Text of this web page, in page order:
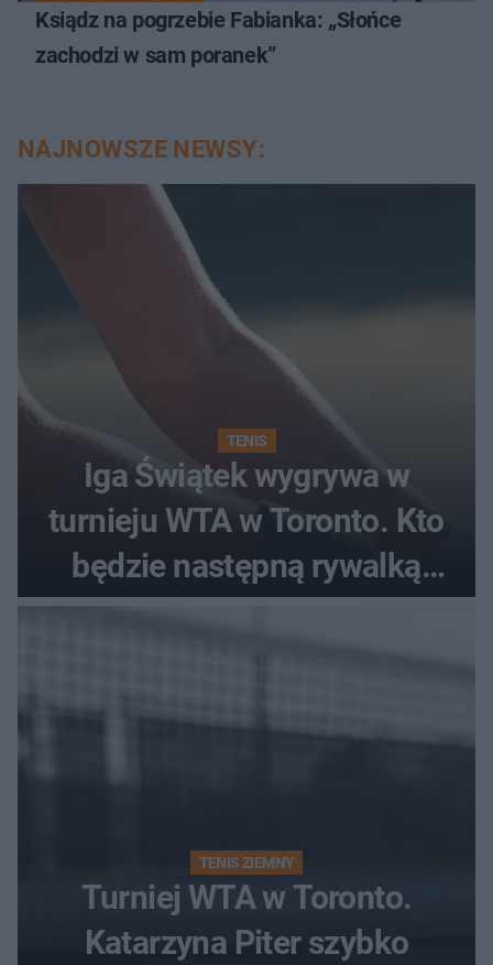
Ksiądz na pogrzebie Fabianka: „Słońce
zachodzi w sam poranek”
NAJNOWSZE NEWSY:
TENIS
Iga Świątek wygrywa w
turnieju WTA w Toronto. Kto
będzie następną rywalką
Polki?
TENIS ZIEMNY
Turniej WTA w Toronto.
Katarzyna Piter szybko